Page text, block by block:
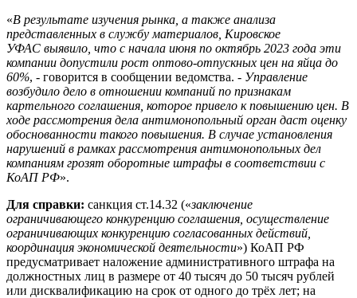
«В результате изучения рынка, а также анализа
представленных в службу материалов, Кировское
УФАС выявило, что с начала июня по октябрь 2023 года эти
компании допустили рост оптово-отпускных цен на яйца до
60%, - говорится в сообщении ведомства. - Управление
возбудило дело в отношении компаний по признакам
картельного соглашения, которое привело к повышению цен. В
ходе рассмотрения дела антимонопольный орган даст оценку
обоснованности такого повышения. В случае установления
нарушений в рамках рассмотрения антимонопольных дел
компаниям грозят оборотные штрафы в соответствии с
КоАП РФ».
Для справки: санкция ст.14.32 («заключение
ограничивающего конкуренцию соглашения, осуществление
ограничивающих конкуренцию согласованных действий,
координация экономической деятельности») КоАП РФ
предусматривает наложение административного штрафа на
должностных лиц в размере от 40 тысяч до 50 тысяч рублей
или дисквалификацию на срок от одного до трёх лет; на